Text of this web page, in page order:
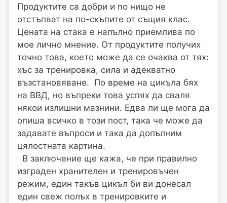
Продуктите са добри и по нищо не
отстъпват на по-скъпите от същия клас.
Цената на стака е напълно приемлива по
мое лично мнение. От продуктите получих
точно това, което може да се очаква от тях:
хъс за тренировка, сила и адекватно
възстановяване. По време на цикъла бях
на ВВД, но въпреки това успях да сваля
някои излишни мазнини. Едва ли ще мога да
опиша всичко в този пост, така че може да
задавате въпроси и така да допълним
цялостната картина.
В заключение ще кажа, че при правилно
изграден хранителен и тренировъчен
режим, един такъв цикъл би ви донесал
един свеж полъх в тренировките и